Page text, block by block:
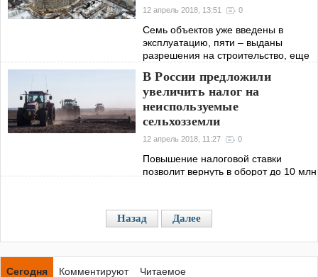
12 апрель 2018, 13:51 0
Семь объектов уже введены в
эксплуатацию, пяти – выданы
разрешения на строительство, еще
начались
В России предложили
увеличить налог на
неиспользуемые
сельхозземли
12 апрель 2018, 11:27 0
Повышение налоговой ставки
позволит вернуть в оборот до 10 млн
Назад
Далее
Сегодня Комментируют Читаемое